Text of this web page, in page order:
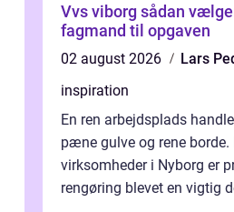
Vvs viborg sådan vælger du den rette
fagmand til opgaven
02 august 2026
Lars
inspiration
En ren arbejdsplads
pæne gulve og rene borde.
virksomheder i Nyborg er
rengøring blevet en vigtig